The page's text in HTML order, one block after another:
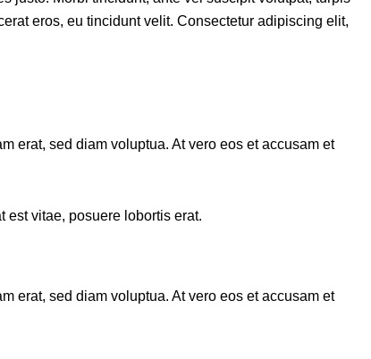
eros, eu tincidunt velit. Consectetur adipiscing elit,
erat, sed diam voluptua. At vero eos et accusam et
est vitae, posuere lobortis erat.
erat, sed diam voluptua. At vero eos et accusam et